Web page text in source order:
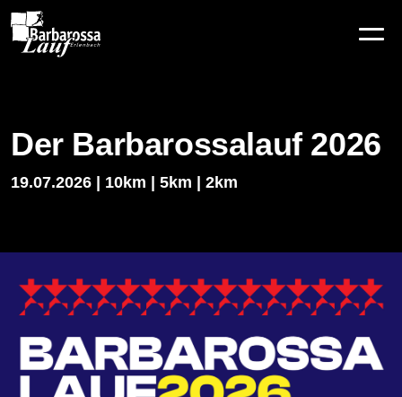
Zum Inhalt springen
Der Barbarossalauf 2026
19.07.2026 | 10km | 5km | 2km